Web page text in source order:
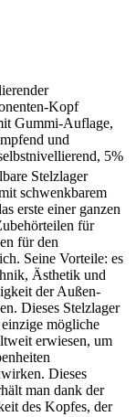
Kopf
Gummi-Auflage,
und
5%
Stelzlager
schwenkbarem
erste einer ganzen
für
für den
Seine Vorteile: es
Ästhetik und
der Außen-
Dieses Stelzlager
mögliche
erwiesen, um
Dieses
man dank der
des Kopfes, der